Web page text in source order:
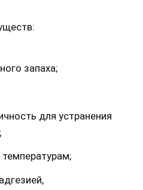
запаха;
для устранения